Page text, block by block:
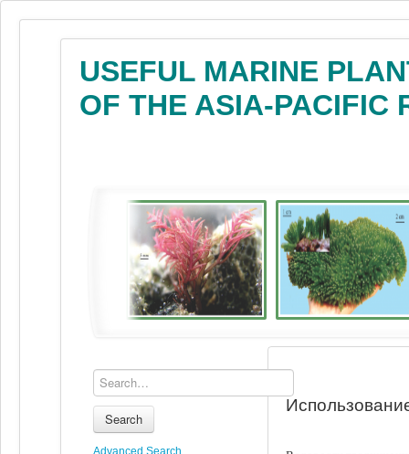
USEFUL MARINE
OF THE ASIA-PACIFIC
Search
Advanced Search